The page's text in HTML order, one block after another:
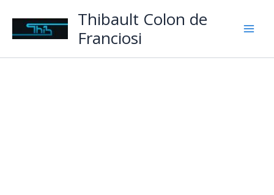
contenu
Thibault Colon de
Franciosi